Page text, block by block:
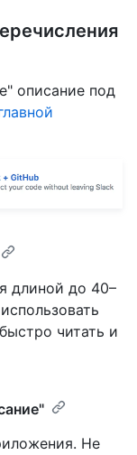
описание под
длиной до 40–
читать и
Не